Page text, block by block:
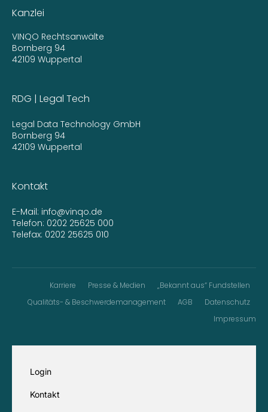
Kanzlei
VINQO Rechtsanwälte
Bornberg 94
42109 Wuppertal
RDG | Legal Tech
Legal Data Technology GmbH
Bornberg 94
42109 Wuppertal
Kontakt
E-Mail: info@vinqo.de
Telefon: 0202 25625 000
Telefax: 0202 25625 010
Karriere Presse & Medien
„Bekannt aus“ Fundstellen
Qualitäts- & Beschwerdemanagement
AGB
Datenschutz
Impressum
Login
Kontakt